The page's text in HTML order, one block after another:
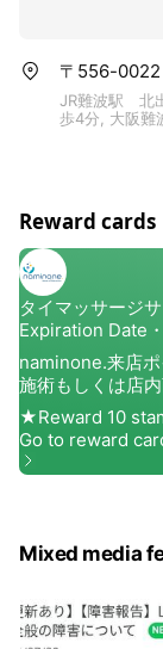
〒556-0022
JR難波駅 北
歩4分, 大阪
Reward cards
Mixed media